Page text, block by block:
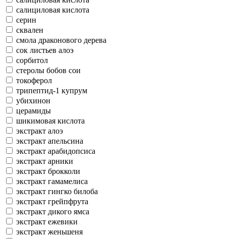
салициловая кислота
серин
сквален
смола драконового дерева
сок листьев алоэ
сорбитол
стеролы бобов сои
токоферол
трипептид-1 купрум
убихинон
церамиды
шикимовая кислота
экстракт алоэ
экстракт апельсина
экстракт арабидопсиса
экстракт арники
экстракт брокколи
экстракт гамамелиса
экстракт гингко билоба
экстракт грейпфрута
экстракт дикого ямса
экстракт ежевики
экстракт женьшеня